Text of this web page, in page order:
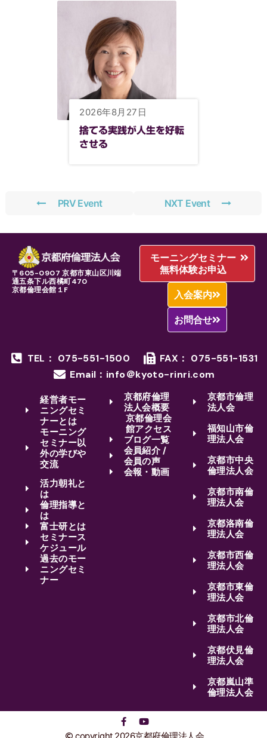
2026年8月27日
捨てる実践が人生を好転
させる
PRV Event NXT Event
〒605-0907 京都市東山区川端
通五条下ル西橘町470
京都倫理会館１F
モーニングセミナー
無料体験お申込
入会案内
お問合せ
TEL： 075-551-1500
FAX： 075-551-1531
Email：info＠kyoto-rinri.com
経営者モー
ニングセミ
ナーとは
モーニング
セミナー以
外の学びや
交流
活力朝礼と
は
倫理指導と
は
富士研とは
セミナース
ケジュール
過去のモー
ニングセミ
ナー
京都府倫理
法人会概要
京都倫理会
館アクセス
ブログ一覧
会員紹介 /
会員の声
会報・動画
京都市倫理
法人会
福知山市倫
理法人会
京都市中央
倫理法人会
京都市南倫
理法人会
京都洛南倫
理法人会
京都市西倫
理法人会
京都市東倫
理法人会
京都市北倫
理法人会
京都伏見倫
理法人会
京都嵐山準
倫理法人会